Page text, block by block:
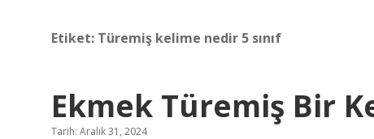
Etiket: Türemiş kelime nedir 5 sınıf
Ekmek Türemiş Bir
Tarih: Aralık 31, 2024